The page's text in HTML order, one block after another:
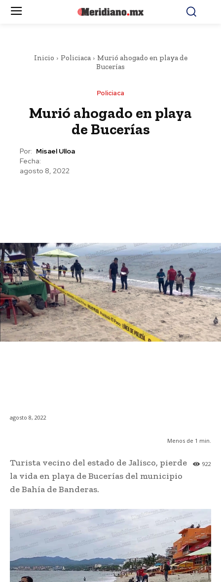
Inicio Policiaca
Murió ahogado en playa de
Bucerías
Policiaca
Murió ahogado en playa
de Bucerías
Por: Misael Ulloa
Fecha:
agosto 8, 2022
agosto 8, 2022
Menos de 1 min.
922
Turista vecino del estado de Jalisco, pierde
la vida en playa de Bucerías del municipio
de Bahía de Banderas.